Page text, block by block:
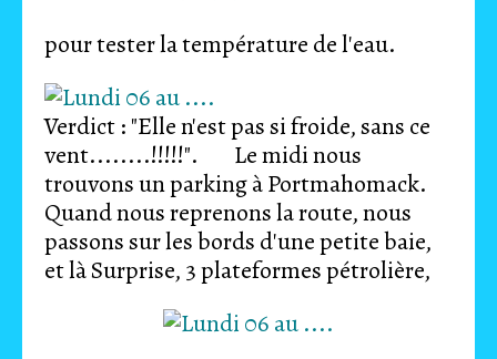
pour tester la température de l'eau.
Verdict : "Elle n'est pas si froide, sans ce
vent........!!!!!". Le midi nous
trouvons un parking à Portmahomack.
Quand nous reprenons la route, nous
passons sur les bords d'une petite baie,
et là Surprise, 3 plateformes pétrolière,